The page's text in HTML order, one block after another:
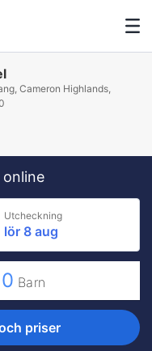
Cameron Highlands,
Utcheckning
lör 8 aug
0 Barn
priser